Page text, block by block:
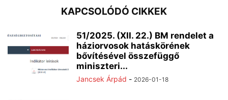
KAPCSOLÓDÓ CIKKEK
51/2025. (XII. 22.) BM rendelet a
háziorvosok hatáskörének
bővítésével összefüggő
miniszteri...
Jancsek Árpád - 2026-01-18